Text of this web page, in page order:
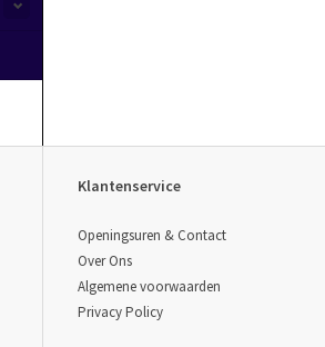
Klantenservice
Openingsuren & Contact
Over Ons
Algemene voorwaarden
Privacy Policy